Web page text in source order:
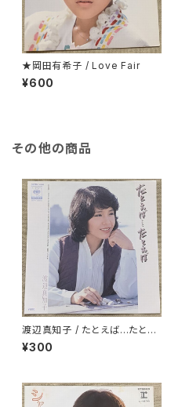
★岡田有希子 / Love Fair
¥600
その他の商品
渡辺真知子 / たとえば…たとえ
ば
¥300